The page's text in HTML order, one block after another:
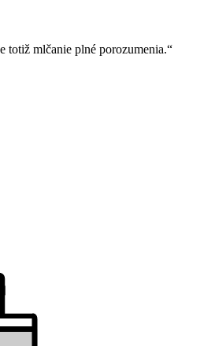
totiž mlčanie plné porozumenia.